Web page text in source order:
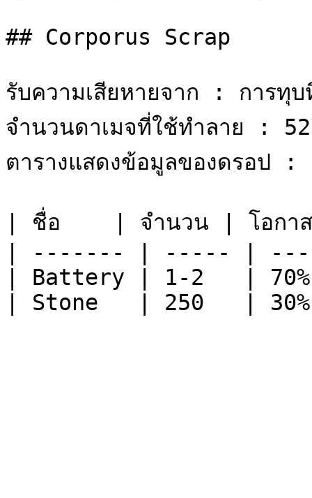
## Corporus Scrap
รับความเสียหายจาก : การ
จำนวนดาเมจที่ใช้ทำลาย :
ตารางแสดงข้อมูลของดรอป :
| ชื่อ    | จำนวน | โอกา
| ------- | ----- |
| Battery | 1-2   |